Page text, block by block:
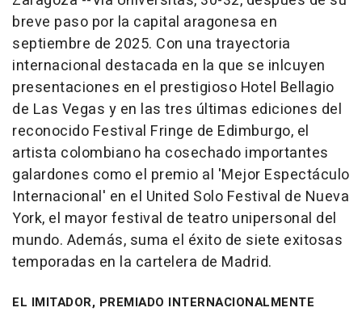
breve paso por la capital aragonesa en
septiembre de 2025. Con una trayectoria
internacional destacada en la que se inlcuyen
presentaciones en el prestigioso Hotel Bellagio
de Las Vegas y en las tres últimas ediciones del
reconocido Festival Fringe de Edimburgo, el
artista colombiano ha cosechado importantes
galardones como el premio al 'Mejor Espectáculo
Internacional' en el United Solo Festival de Nueva
York, el mayor festival de teatro unipersonal del
mundo. Además, suma el éxito de siete exitosas
temporadas en la cartelera de Madrid.
EL IMITADOR, PREMIADO INTERNACIONALMENTE